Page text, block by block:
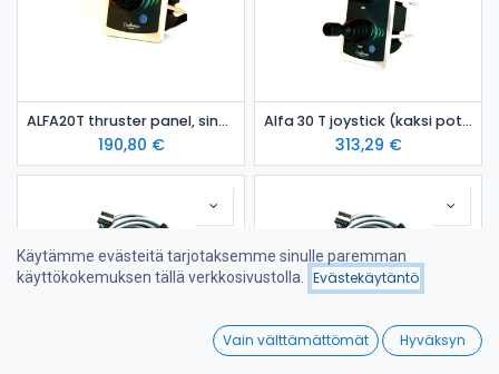
Suosituimmat
Wishlist
ALFA20T thruster panel, single joy-stick
190,80 €
Alfa 30 T joystick (kaksi potkurilaitetta)
313,29 €
Käytämme evästeitä tarjotaksemme sinulle paremman
käyttökokemuksen tällä verkkosivustolla.
Evästekäytäntö
Vain välttämättömät Hyväksyn